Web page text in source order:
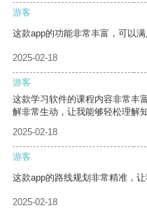
游客
这款app的功能非常丰富，可以满
2025-02-18
游客
这款学习软件的课程内容非常丰
解非常生动，让我能够轻松理解知
2025-02-18
游客
这款app的路线规划非常精准，让
2025-02-18